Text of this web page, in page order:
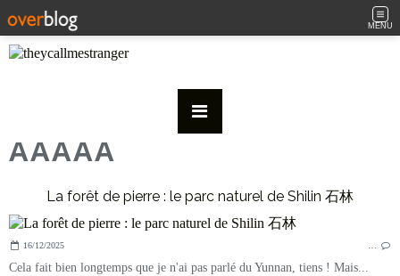
MENU
AAAAA
La forêt de pierre : le parc naturel de Shilin 石林
16/12/2025 …
Cela fait bien longtemps que je n'ai pas parlé du Yunnan, tiens ! Mais...